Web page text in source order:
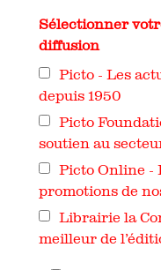
Sélectionner
diffusion
Picto - Les
depuis 1950
Picto
soutien au
Picto Online -
promotions de
Librairie la
meilleur de